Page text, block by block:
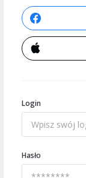
Login
Hasło